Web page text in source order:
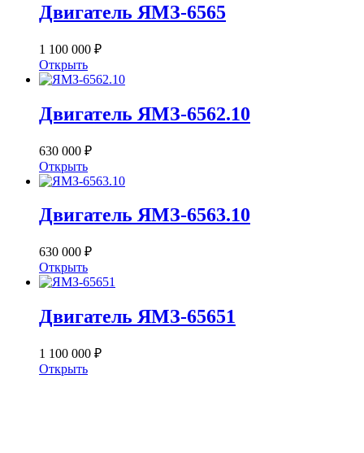
Двигатель ЯМЗ-6565
1 100 000 ₽
Открыть
Двигатель ЯМЗ-6562.10
630 000 ₽
Открыть
Двигатель ЯМЗ-6563.10
630 000 ₽
Открыть
Двигатель ЯМЗ-65651
1 100 000 ₽
Открыть